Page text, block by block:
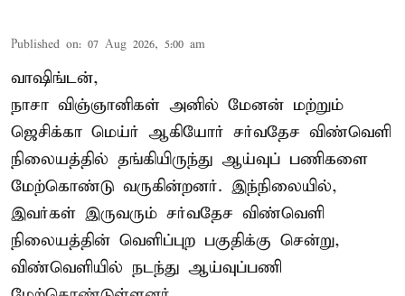
Published on: 07 Aug 2026, 5:00 am
வாஷிங்டன்,
நாசா விஞ்ஞானிகள் அனில் மேனன் மற்றும்
ஜெசிக்கா மெய்ர் ஆகியோர் சர்வதேச விண்வெளி
நிலையத்தில் தங்கியிருந்து ஆய்வுப் பணிகளை
மேற்கொண்டு வருகின்றனர். இந்நிலையில்,
இவர்கள் இருவரும் சர்வதேச விண்வெளி
நிலையத்தின் வெளிப்புற பகுதிக்கு சென்று,
விண்வெளியில் நடந்து ஆய்வுப்பணி